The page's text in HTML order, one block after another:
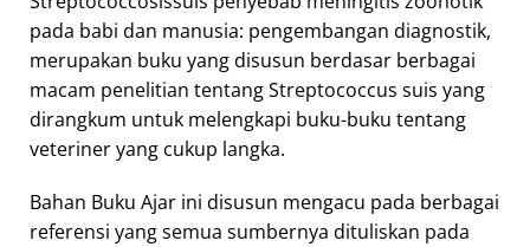
pada babi dan manusia: pengembangan diagnostik,
merupakan buku yang disusun berdasar berbagai
macam penelitian tentang Streptococcus suis yang
dirangkum untuk melengkapi buku-buku tentang
veteriner yang cukup langka.
Bahan Buku Ajar ini disusun mengacu pada berbagai
referensi yang semua sumbernya dituliskan pada